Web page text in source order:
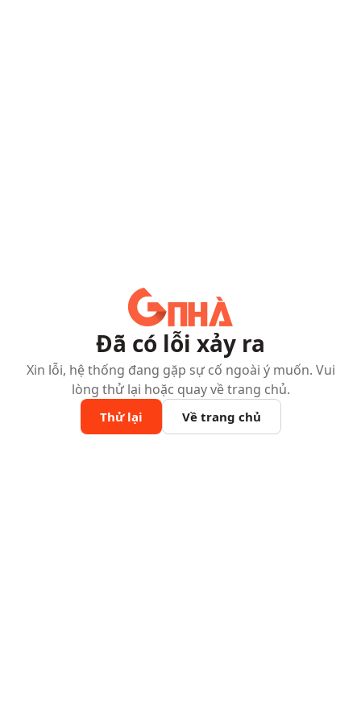
Đã có lỗi xảy ra
Xin lỗi, hệ thống đang gặp sự cố ngoài ý muốn. Vui
lòng thử lại hoặc quay về trang chủ.
Thử lại Về trang chủ